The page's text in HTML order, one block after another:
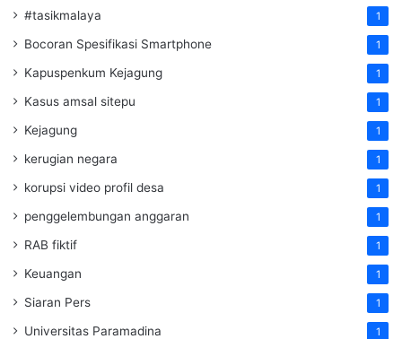
#tasikmalaya 1
Bocoran Spesifikasi Smartphone 1
Kapuspenkum Kejagung 1
Kasus amsal sitepu 1
Kejagung 1
kerugian negara 1
korupsi video profil desa 1
penggelembungan anggaran 1
RAB fiktif 1
Keuangan 1
Siaran Pers 1
Universitas Paramadina 1